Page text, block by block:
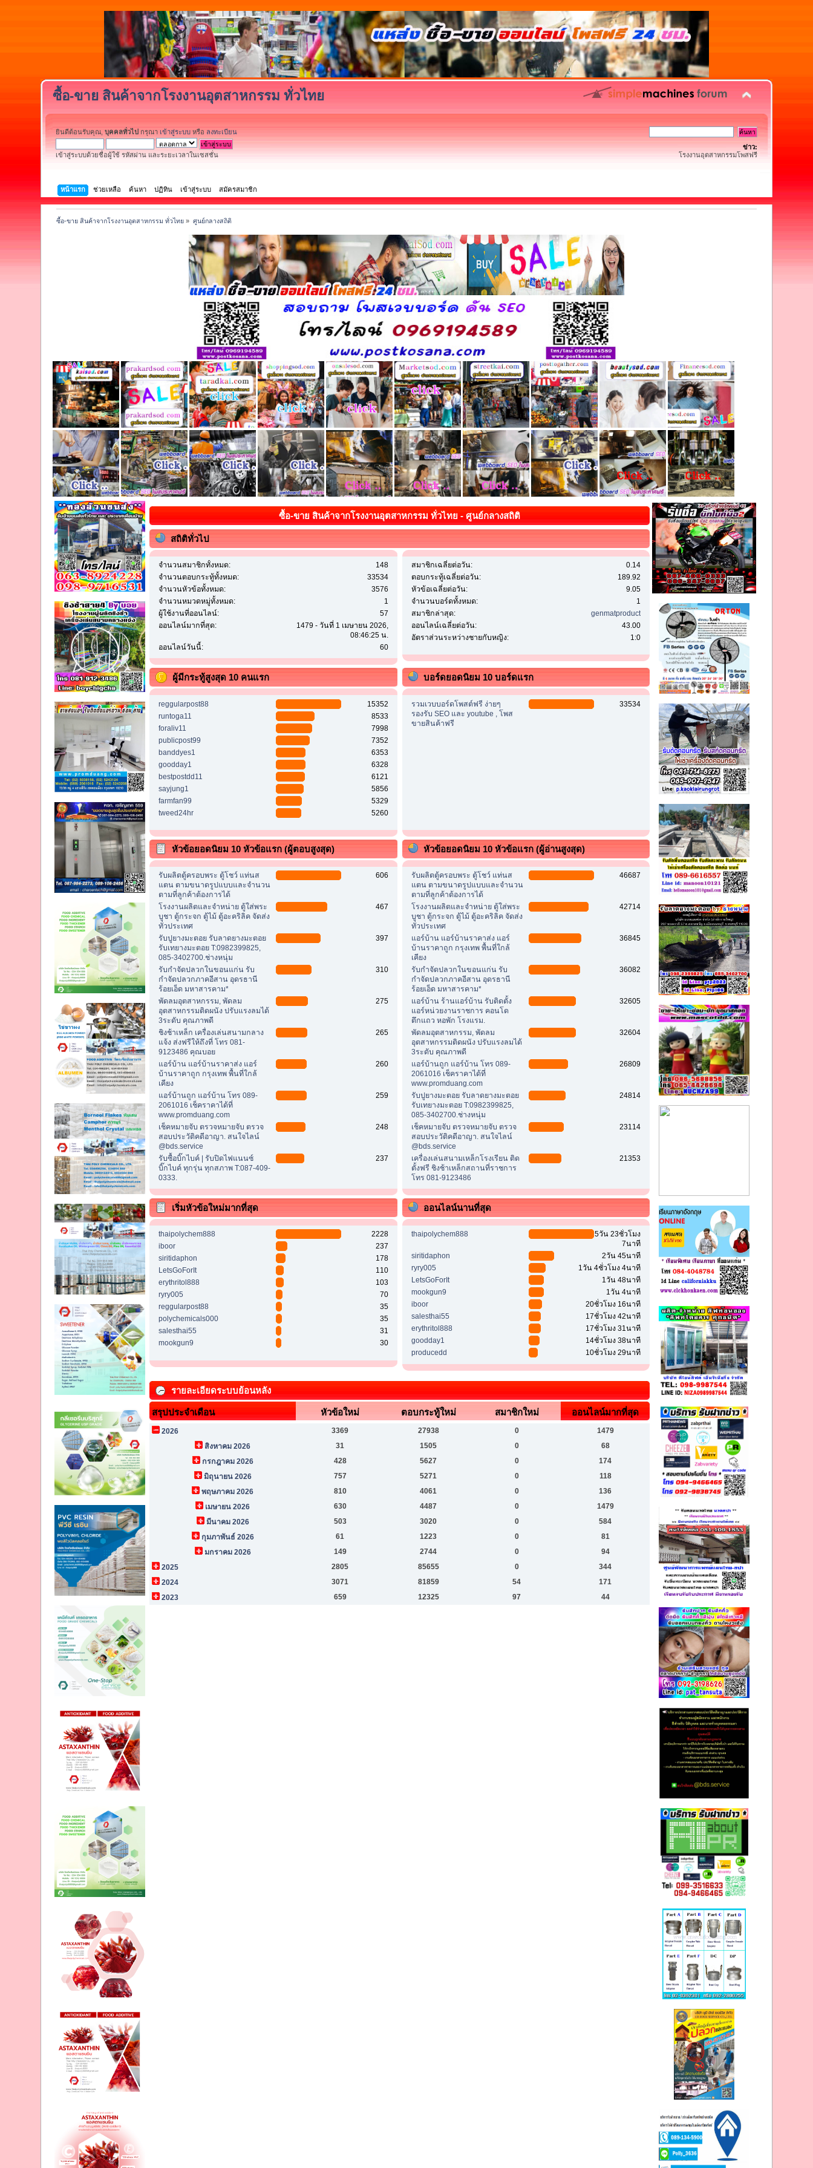
ซื้อ-ขาย สินค้าจากโรงงานอุตสาหกรรม ทั่วไทย
ยินดีต้อนรับคุณ,บุคคลทั่วไป กรุณา เข้าสู่ระบบ หรือ ลงทะเบียน
เข้าสู่ระบบด้วยชื่อผู้ใช้ รหัสผ่าน และระยะเวลาในเซสชั่น
ข่าว:
โรงงานอุตสาหกรรมโพสฟรี
หน้าแรก ช่วยเหลือ ค้นหา ปฏิทิน เข้าสู่ระบบ สมัครสมาชิก
ซื้อ-ขาย สินค้าจากโรงงานอุตสาหกรรม ทั่วไทย » ศูนย์กลางสถิติ
ซื้อ-ขาย สินค้าจากโรงงานอุตสาหกรรม ทั่วไทย - ศูนย์กลางสถิติ
สถิติทั่วไป
จำนวนสมาชิกทั้งหมด:
148
จำนวนตอบกระทู้ทั้งหมด:
33534
จำนวนหัวข้อทั้งหมด:
3576
จำนวนหมวดหมู่ทั้งหมด:
1
ผู้ใช้งานที่ออนไลน์:
57
ออนไลน์มากที่สุด:
1479 - วันที่ 1 เมษายน 2026,
08:46:25 น.
ออนไลน์วันนี้:
60
สมาชิกเฉลี่ยต่อวัน:
0.14
ตอบกระทู้เฉลี่ยต่อวัน:
189.92
หัวข้อเฉลี่ยต่อวัน:
9.05
จำนวนบอร์ดทั้งหมด:
1
สมาชิกล่าสุด:
genmatproduct
ออนไลน์เฉลี่ยต่อวัน:
43.00
อัตราส่วนระหว่างชายกับหญิง:
1:0
ผู้มีกระทู้สูงสุด 10 คนแรก
reggularpost88
15352
runtoga11
8533
foraliv11
7998
publicpost99
7352
banddyes1
6353
goodday1
6328
bestpostdd11
6121
sayjung1
5856
farmfan99
5329
tweed24hr
5260
บอร์ดยอดนิยม 10 บอร์ดแรก
รวมเวบบอร์ดโพสต์ฟรี ง่ายๆ
รองรับ SEO และ youtube , โพส
ขายสินค้าฟรี
33534
หัวข้อยอดนิยม 10 หัวข้อแรก (ผู้ตอบสูงสุด)
รับผลิตตู้ครอบพระ ตู้โชว์ แท่นส
แตน ตามขนาดรูปแบบและจำนวน
ตามที่ลูกค้าต้องการได้
606
โรงงานผลิตและจำหน่าย ตู้ใส่พระ
บูชา ตู้กระจก ตู้ไม้ ตู้อะคริลิค จัดส่ง
ทั่วประเทศ
467
รับปูยางมะตอย รับลาดยางมะตอย
รับเทยางมะตอย T:0982399825,
085-3402700.ช่างหนุ่ม
397
รับกำจัดปลวกในขอนแก่น รับ
กำจัดปลวกภาคอีสาน อุดรธานี
ร้อยเอ็ด มหาสารคาม*
310
พัดลมอุตสาหกรรม, พัดลม
อุตสาหกรรมติดผนัง ปรับแรงลมได้
3ระดับ คุณภาพดี
275
ชิงช้าเหล็ก เครื่องเล่นสนามกลาง
แจ้ง ส่งฟรีให้ถึงที่ โทร 081-
9123486 คุณบอย
265
แอร์บ้าน แอร์บ้านราคาส่ง แอร์
บ้านราคาถูก กรุงเทพ พื้นที่ใกล้
เคียง
260
แอร์บ้านถูก แอร์บ้าน โทร 089-
2061016 เช็คราคาได้ที่
www.promduang.com
259
เช็คหมายจับ ตรวจหมายจับ ตรวจ
สอบประวัติคดีอาญา. สนใจไลน์
@bds.service
248
รับซื้อบิ๊กไบค์ | รับปิดไฟแนนซ์
บิ๊กไบค์ ทุกรุ่น ทุกสภาพ T:087-409-
0333.
237
หัวข้อยอดนิยม 10 หัวข้อแรก (ผู้อ่านสูงสุด)
รับผลิตตู้ครอบพระ ตู้โชว์ แท่นส
แตน ตามขนาดรูปแบบและจำนวน
ตามที่ลูกค้าต้องการได้
46687
โรงงานผลิตและจำหน่าย ตู้ใส่พระ
บูชา ตู้กระจก ตู้ไม้ ตู้อะคริลิค จัดส่ง
ทั่วประเทศ
42714
แอร์บ้าน แอร์บ้านราคาส่ง แอร์
บ้านราคาถูก กรุงเทพ พื้นที่ใกล้
เคียง
36845
รับกำจัดปลวกในขอนแก่น รับ
กำจัดปลวกภาคอีสาน อุดรธานี
ร้อยเอ็ด มหาสารคาม*
36082
แอร์บ้าน ร้านแอร์บ้าน รับติดตั้ง
แอร์หน่วยงานราชการ คอนโด
ตึกแถว หอพัก โรงแรม.
32605
พัดลมอุตสาหกรรม, พัดลม
อุตสาหกรรมติดผนัง ปรับแรงลมได้
3ระดับ คุณภาพดี
32604
แอร์บ้านถูก แอร์บ้าน โทร 089-
2061016 เช็คราคาได้ที่
www.promduang.com
26809
รับปูยางมะตอย รับลาดยางมะตอย
รับเทยางมะตอย T:0982399825,
085-3402700.ช่างหนุ่ม
24814
เช็คหมายจับ ตรวจหมายจับ ตรวจ
สอบประวัติคดีอาญา. สนใจไลน์
@bds.service
23114
เครื่องเล่นสนามเหล็กโรงเรียน ติด
ตั้งฟรี ชิงช้าเหล็กสถานที่ราชการ
โทร 081-9123486
21353
เริ่มหัวข้อใหม่มากที่สุด
thaipolychem888
2228
iboor
237
siritidaphon
178
LetsGoForIt
110
erythritol888
103
ryry005
70
reggularpost88
35
polychemicals000
35
salesthai55
31
mookgun9
30
ออนไลน์นานที่สุด
thaipolychem888
5วัน 23ชั่วโมง
7นาที
siritidaphon
2วัน 45นาที
ryry005
1วัน 4ชั่วโมง 4นาที
LetsGoForIt
1วัน 48นาที
mookgun9
1วัน 4นาที
iboor
20ชั่วโมง 16นาที
salesthai55
17ชั่วโมง 42นาที
erythritol888
17ชั่วโมง 31นาที
goodday1
14ชั่วโมง 38นาที
producedd
10ชั่วโมง 29นาที
รายละเอียดระบบย้อนหลัง
สรุปประจำเดือน หัวข้อใหม่ ตอบกระทู้ใหม่ สมาชิกใหม่ ออนไลน์มากที่สุด
2026 3369 27938 0
1479
สิงหาคม 2026
31 1505 0
68
กรกฎาคม 2026
428 5627 0
174
มิถุนายน 2026
757 5271 0
118
พฤษภาคม 2026
810 4061 0
136
เมษายน 2026
630 4487 0
1479
มีนาคม 2026
503 3020 0
584
กุมภาพันธ์ 2026
61 1223 0
81
มกราคม 2026
149 2744 0
94
2025
2805 85655 0
344
2024
3071 81859 54
171
2023
659 12325 97 44